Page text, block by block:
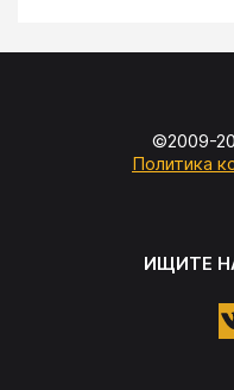
©2009-
Политика
ИЩИТЕ